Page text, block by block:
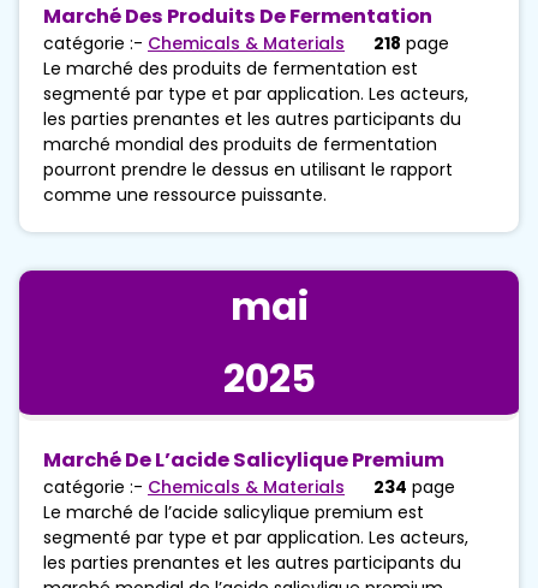
Marché Des Produits De Fermentation
catégorie :- Chemicals & Materials 218 page
Le marché des produits de fermentation est
segmenté par type et par application. Les acteurs,
les parties prenantes et les autres participants du
marché mondial des produits de fermentation
pourront prendre le dessus en utilisant le rapport
comme une ressource puissante.
mai
2025
Marché De L’acide Salicylique Premium
catégorie :- Chemicals & Materials 234 page
Le marché de l’acide salicylique premium est
segmenté par type et par application. Les acteurs,
les parties prenantes et les autres participants du